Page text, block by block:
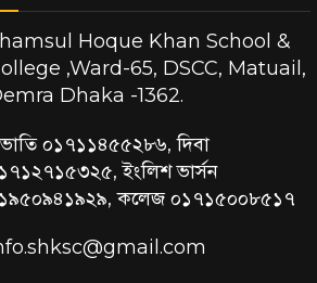
Hoque Khan School &
,Ward-65, DSCC, Matuail,
Dhaka -1362.
০১৭১১৪৫৫২৮৬, দিবা
ইংলিশ ভার্সন
কলেজ ০১৭১৫০০৮৫১৭